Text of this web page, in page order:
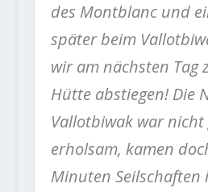
des Montblanc und
später beim
wir am nächsten Tag
Hütte abstiegen! Die
Vallotbiwak war nicht
erholsam, kamen
Minuten Seilschaften